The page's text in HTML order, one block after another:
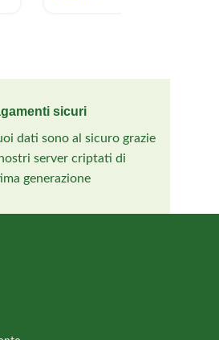
sicuri
dati sono al sicuro grazie
server criptati di
generazione